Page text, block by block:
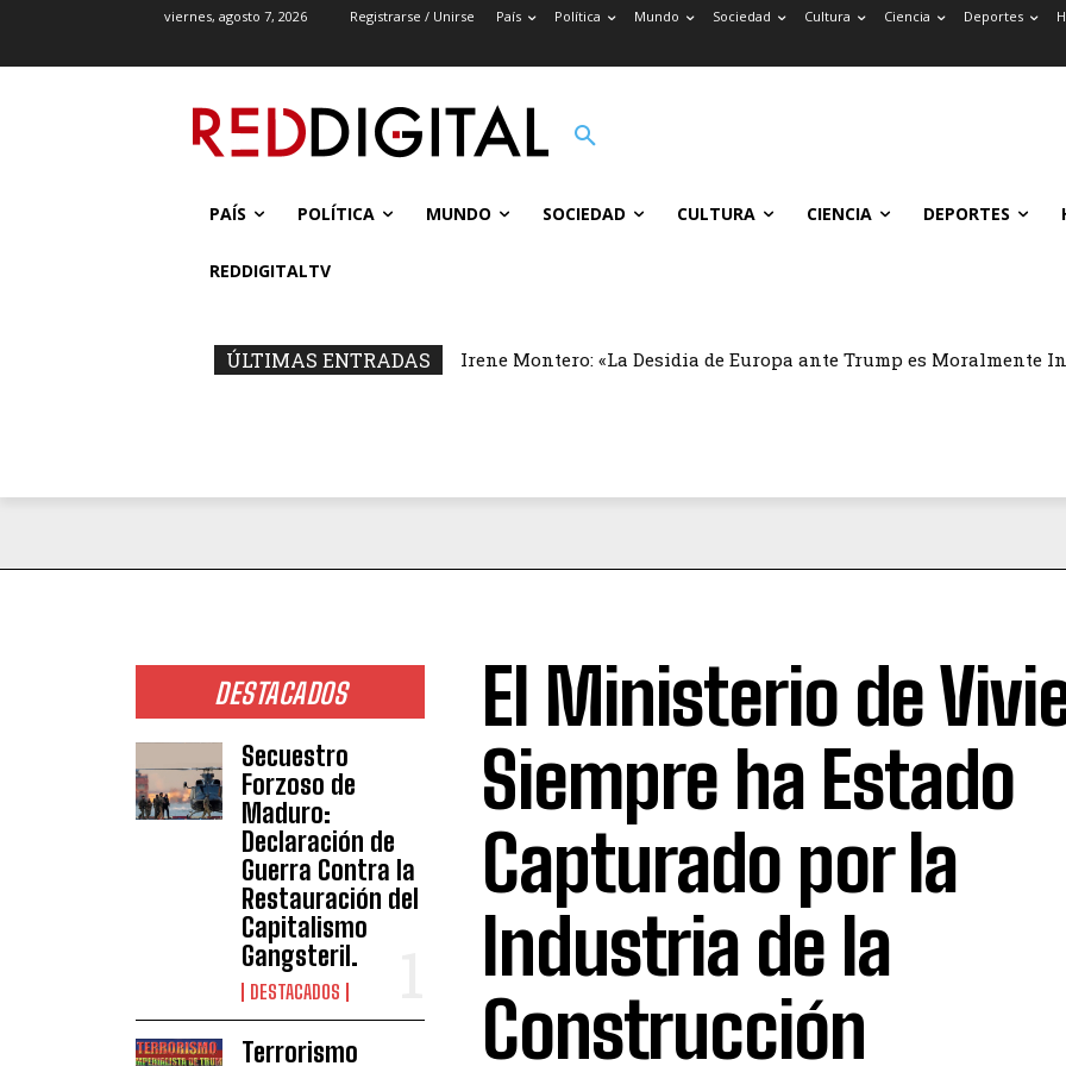
viernes, agosto 7, 2026 Registrarse / Unirse País Política Mundo Sociedad Cultura Ciencia Deportes
PAÍS POLÍTICA MUNDO SOCIEDAD CULTURA CIENCIA DEPORTES
REDDIGITALTV
ÚLTIMAS ENTRADAS Irene Montero: «La Desidia de Europa ante Trump es Moralmente
DESTACADOS
Secuestro
Forzoso de
Maduro:
Declaración de
Guerra Contra la
Restauración del
Capitalismo
Gangsteril.
DESTACADOS
Terrorismo
El Ministerio de
Siempre ha Estado
Capturado por la
Industria de la
Construcción